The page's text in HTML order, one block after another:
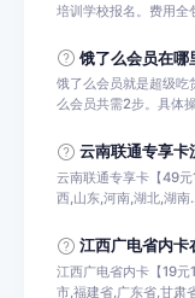
培训学校报名。费用全
饿了么会员在哪
饿了么会员就是超级吃
么会员共需2步。具体
云南联通专享卡
云南联通专享卡【49
西,山东,河南,湖北,湖南
江西广电省内卡
江西广电省内卡【19
市,福建省,广东省,甘肃